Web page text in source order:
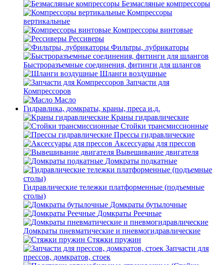
Безмасляные компрессоры
Компрессоры
вертикальные
Компрессоры винтовые
Рессиверы
Фильтры, лубрикаторы
Быстроразъемные соединения, фитинги для шлангов
Шланги воздушные
Запчасти для
Компрессоров
Масло
Гидравлика, домкраты, краны, преса и.д.
Краны гидравлические
Стойки трансмиссионные
Прессы гидравлические
Аксессуары для прессов
Вывешивание двигателя
Домкраты подкатные
Гидравлические тележки платформенные (подъемные
столы)
Домкраты бутылочные
Домкраты Реечные
Домкраты пневматические и пневмогидравлические
Стяжки пружин
Запчасти для
прессов, домкратов, стоек